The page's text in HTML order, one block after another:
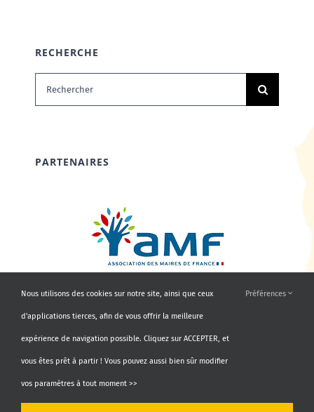
RECHERCHE
Rechercher:
PARTENAIRES
© Copyright 2010 - 2026 | AMF66 | Tous droits réservés |
Nous utilisons des cookies sur notre site, ainsi que ceux
d'applications tierces, afin de vous offrir la meilleure
expérience de navigation possible. Cliquez sur ACCEPTER, et
vous êtes prêt à partir ! Vous pouvez aussi bien sûr modifier
vos paramètres à tout moment >>
Préférences